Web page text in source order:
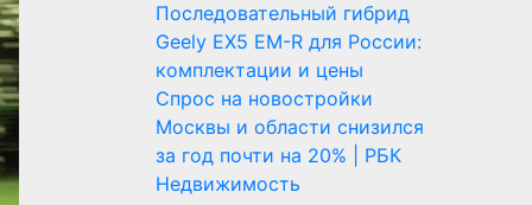
Последовательный гибрид
Geely EX5 EM-R для России:
комплектации и цены
Спрос на новостройки
Москвы и области снизился
за год почти на 20% | РБК
Недвижимость